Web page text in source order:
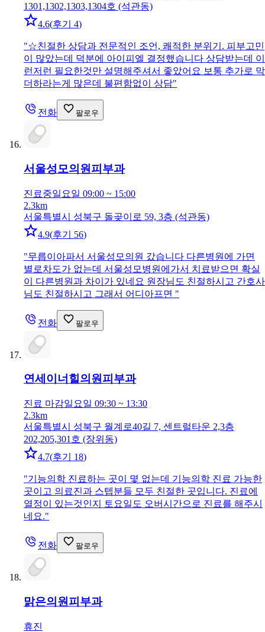
1301,1302,1303,1304호 (석관동)
4.6(후기 4)
"☆친절한 상담과 전문적인 조언, 쾌적한 분위기. 피부고민
이 많았는데 덕분에 아이피엘 결정했습니다 상담받는데 이
런저런 필요한것만 설명해주셔서 좋았어요 보통 추가로 막
더하라는게 많은데 불편함없이 상담"
전화 팔로우
서울성모의원 피부과
진료중일요일 09:00 ~ 15:00
2.3km
서울특별시 성북구 돌곶이로 59, 3층 (석관동)
4.9(후기 56)
"무릅이아파서 서울성모의원 갔습니다 다른병원에 가면
별로차도가 없는데 서울성모병원에가서 치료받으면 확실
이 다른병원과 차이가 있네요 원장님도 친절하시고 간호사
님도 친절하시고 그래서 어디아프면 "
전화 팔로우
연세이너힐의원피부과
진료 마감일요일 09:30 ~ 13:30
2.3km
서울특별시 성북구 월계로40길 7, 센트럴타운 2,3층
202,205,301호 (장위동)
4.7(후기 18)
"기능의학 진료하는 곳이 몇 없는데 기능의학 진료 가능한
곳이고 의료진과 스텝분들 모두 친절한 곳입니다. 진료에
열정이 있는것인지 토요일도 오버시간으로 진료를 해주시
네요."
전화 팔로우
맑은의원 피부과
휴진